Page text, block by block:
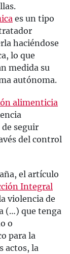
es un tipo
haciéndose
lo que
medida su
autónoma.
alimenticia
seguir
del control
el artículo
Integral
violencia de
(…) que tenga
o
para la
actos, la